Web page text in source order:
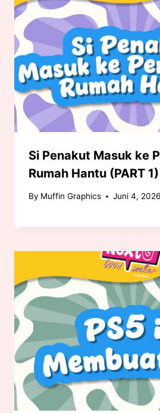
Si Penakut Masuk ke
Rumah Hantu (PART 1)
By Muffin Graphics Juni 4, 2026